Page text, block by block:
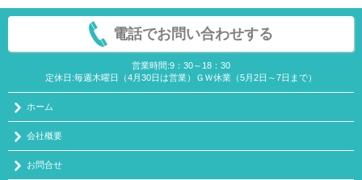
電話でお問い合わせする
営業時間:9：30～18：30
定休日:毎週木曜日（4月30日は営業）ＧＷ休業（5月2日～7日まで）
ホーム
会社概要
お問合せ